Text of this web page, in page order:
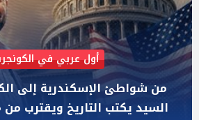
AIPAC رصدت 30 مليون دولار لإضعافه
"عبد الرحمن السيد" المصري
ستيفنز" وإيباك الاسرائيلية